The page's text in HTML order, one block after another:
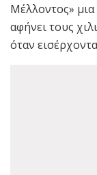
Μέλλοντος»
αφήνει τους
όταν